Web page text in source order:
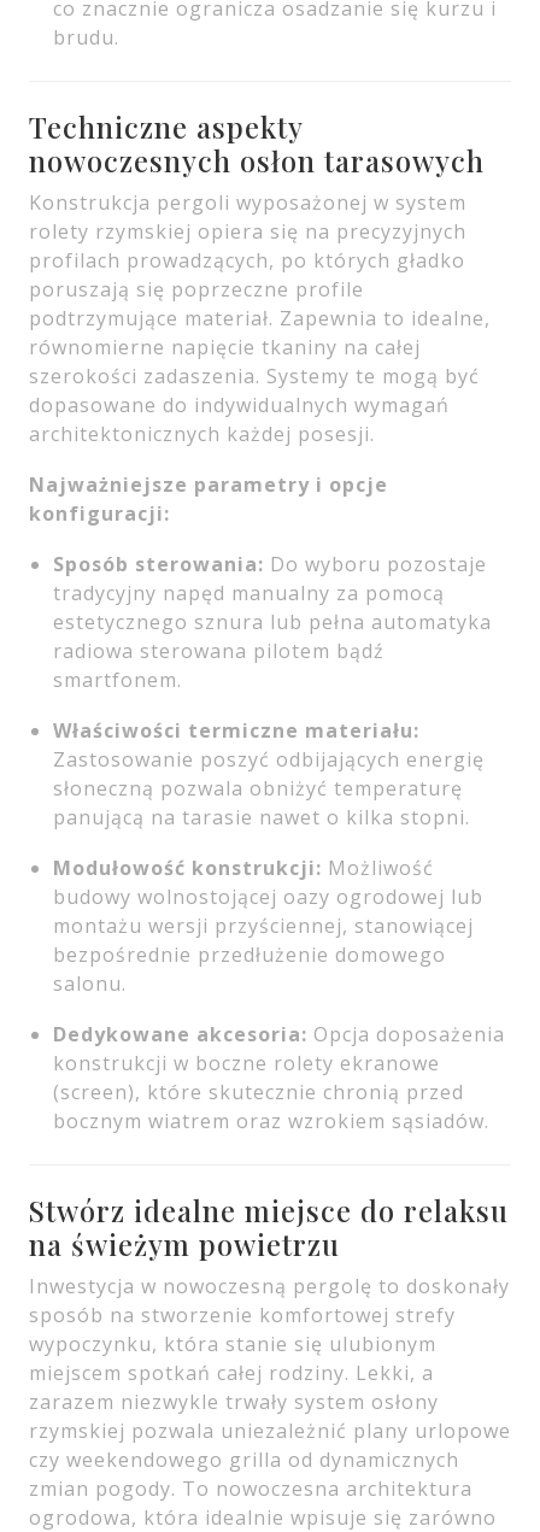
co znacznie ogranicza osadzanie się kurzu i
brudu.
Techniczne aspekty
nowoczesnych osłon tarasowych
Konstrukcja pergoli wyposażonej w system
rolety rzymskiej opiera się na precyzyjnych
profilach prowadzących, po których gładko
poruszają się poprzeczne profile
podtrzymujące materiał. Zapewnia to idealne,
równomierne napięcie tkaniny na całej
szerokości zadaszenia. Systemy te mogą być
dopasowane do indywidualnych wymagań
architektonicznych każdej posesji.
Najważniejsze parametry i opcje
konfiguracji:
Sposób sterowania: Do wyboru pozostaje
tradycyjny napęd manualny za pomocą
estetycznego sznura lub pełna automatyka
radiowa sterowana pilotem bądź
smartfonem.
Właściwości termiczne materiału:
Zastosowanie poszyć odbijających energię
słoneczną pozwala obniżyć temperaturę
panującą na tarasie nawet o kilka stopni.
Modułowość konstrukcji: Możliwość
budowy wolnostojącej oazy ogrodowej lub
montażu wersji przyściennej, stanowiącej
bezpośrednie przedłużenie domowego
salonu.
Dedykowane akcesoria: Opcja doposażenia
konstrukcji w boczne rolety ekranowe
(screen), które skutecznie chronią przed
bocznym wiatrem oraz wzrokiem sąsiadów.
Stwórz idealne miejsce do relaksu
na świeżym powietrzu
Inwestycja w nowoczesną pergolę to doskonały
sposób na stworzenie komfortowej strefy
wypoczynku, która stanie się ulubionym
miejscem spotkań całej rodziny. Lekki, a
zarazem niezwykle trwały system osłony
rzymskiej pozwala uniezależnić plany urlopowe
czy weekendowego grilla od dynamicznych
zmian pogody. To nowoczesna architektura
ogrodowa, która idealnie wpisuje się zarówno